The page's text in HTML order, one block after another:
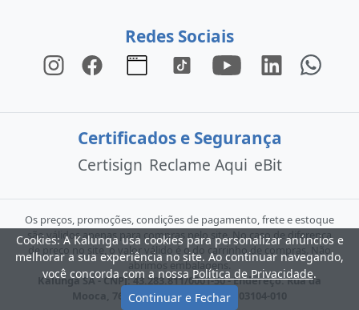
Redes Sociais
Certificados e Segurança
Certisign Reclame Aqui eBit
Os preços, promoções, condições de pagamento, frete e estoque
são válidos apenas para compras pelo site. No caso de diferença
de preço no site, o valor válido é o do carrinho de compras. Não
abrimos embalagens.
Kalunga SA - CNPJ: 43.283.811/0001-50 - Endereço: Rua da
Mooca, 766 - São Paulo - SP - CEP: 03104-010
Cookies: A Kalunga usa cookies para personalizar anúncios e
melhorar a sua experiência no site. Ao continuar navegando,
você concorda com a nossa Política de Privacidade.
Continuar e Fechar